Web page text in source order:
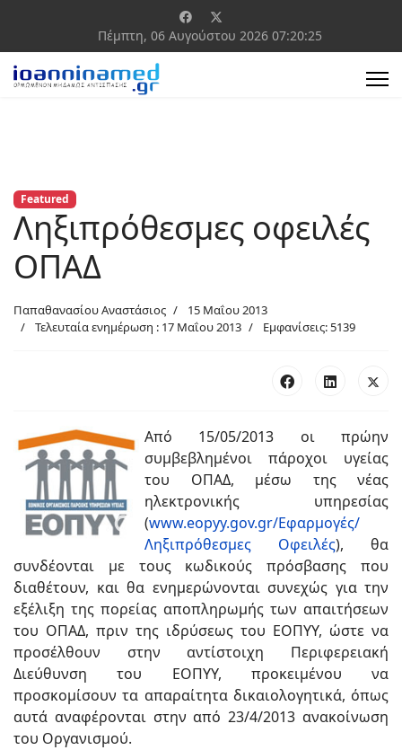
Πέμπτη, 06 Αυγούστου 2026 07:20:25
Featured
Ληξιπρόθεσμες οφειλές
ΟΠΑΔ
Παπαθανασίου Αναστάσιος
15 Μαΐου 2013
Τελευταία ενημέρωση : 17 Μαΐου 2013
Εμφανίσεις: 5139
Από 15/05/2013 οι πρώην
συμβεβλημένοι πάροχοι υγείας
του ΟΠΑΔ, μέσω της νέας
ηλεκτρονικής υπηρεσίας
(www.eopyy.gov.gr/Εφαρμογές/
Ληξιπρόθεσμες Οφειλές), θα
συνδέονται με τους κωδικούς πρόσβασης που
διαθέτουν, και θα ενημερώνονται συνεχώς για την
εξέλιξη της πορείας αποπληρωμής των απαιτήσεων
του ΟΠΑΔ, πριν της ιδρύσεως του ΕΟΠΥΥ, ώστε να
προσέλθουν στην αντίστοιχη Περιφερειακή
Διεύθυνση του ΕΟΠΥΥ, προκειμένου να
προσκομίσουν τα απαραίτητα δικαιολογητικά, όπως
αυτά αναφέρονται στην από 23/4/2013 ανακοίνωση
του Οργανισμού.